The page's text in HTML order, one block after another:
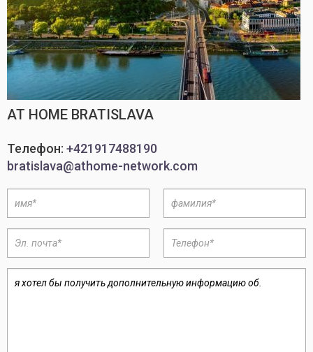
AT HOME BRATISLAVA
Телефон: +421917488190
bratislava@athome-network.com